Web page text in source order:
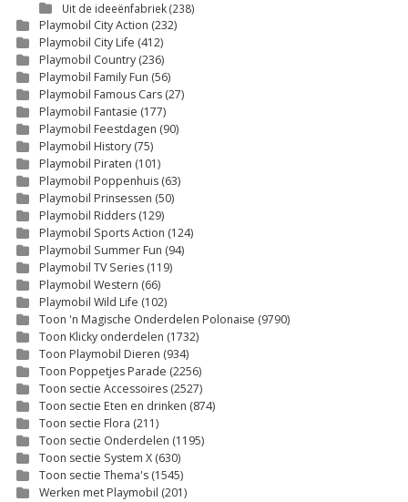
Uit de ideeënfabriek(238)
Playmobil City Action (232)
Playmobil City Life (412)
Playmobil Country (236)
Playmobil Family Fun (56)
Playmobil Famous Cars (27)
Playmobil Fantasie (177)
Playmobil Feestdagen (90)
Playmobil History (75)
Playmobil Piraten (101)
Playmobil Poppenhuis (63)
Playmobil Prinsessen (50)
Playmobil Ridders (129)
Playmobil Sports Action (124)
Playmobil Summer Fun (94)
Playmobil TV Series (119)
Playmobil Western (66)
Playmobil Wild Life (102)
Toon 'n Magische Onderdelen Polonaise (9790)
Toon Klicky onderdelen (1732)
Toon Playmobil Dieren (934)
Toon Poppetjes Parade (2256)
Toon sectie Accessoires (2527)
Toon sectie Eten en drinken (874)
Toon sectie Flora (211)
Toon sectie Onderdelen (1195)
Toon sectie System X (630)
Toon sectie Thema's (1545)
Werken met Playmobil (201)